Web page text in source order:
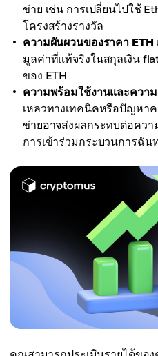
ข่าย เช่น การเปลี่ยนไปใช้
โครงสร้างรางวัล
ความผันผวนของราคา ETH
มูลค่าที่แท้จริงในสกุลเงิน
ของ ETH
ความพร้อมใช้งานและความ
เหลวทางเทคนิคหรือปัญหา
ข่ายอาจส่งผลกระทบต่อคว
การเข้าร่วมกระบวนการฉัน